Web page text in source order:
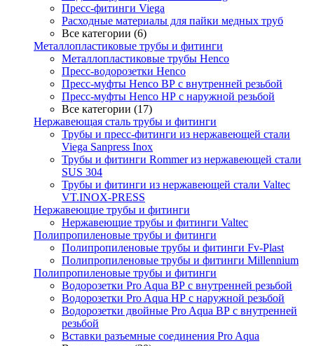
Пресс-фитинги Viega
Расходные материалы для пайки медных труб
Все категории (6)
Металлопластиковые трубы и фитинги
Металлопластиковые трубы Henco
Пресс-водорозетки Henco
Пресс-муфты Henco ВР с внутренней резьбой
Пресс-муфты Henco НР с наружной резьбой
Все категории (17)
Нержавеющая сталь трубы и фитинги
Трубы и пресс-фитинги из нержавеющей стали
Viega Sanpress Inox
Трубы и фитинги Rommer из нержавеющей стали
SUS 304
Трубы и фитинги из нержавеющей стали Valtec
VT.INOX-PRESS
Нержавеющие трубы и фитинги
Нержавеющие трубы и фитинги Valtec
Полипропиленовые трубы и фитинги
Полипропиленовые трубы и фитинги Fv-Plast
Полипропиленовые трубы и фитинги Millennium
Полипропиленовые трубы и фитинги
Водорозетки Pro Aqua ВР с внутренней резьбой
Водорозетки Pro Aqua НР с наружной резьбой
Водорозетки двойные Pro Aqua ВР с внутренней
резьбой
Вставки разъемные соединения Pro Aqua